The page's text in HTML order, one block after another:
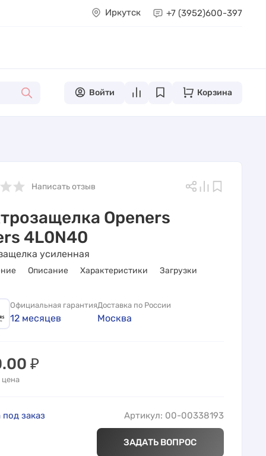
Иркутск +7 (3952)600-397
Войти Корзина
Написать отзыв
Openers
4L0N40
усиленная
Описание Характеристики Загрузки
Официальная гарантия
12 месяцев
Доставка по России
Москва
₽
цена
заказ Артикул: 00-00338193
ЗАДАТЬ ВОПРОС